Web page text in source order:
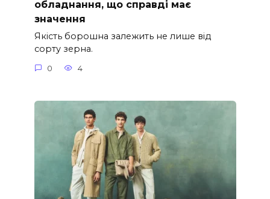
обладнання, що справді має
значення
Якість борошна залежить не лише від
сорту зерна.
0 4